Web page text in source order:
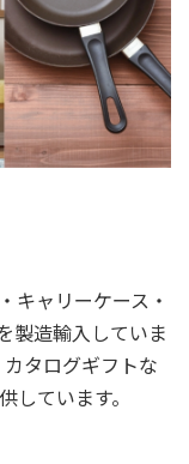
キャリーケース・
製造輸入していま
タログギフトな
しています。